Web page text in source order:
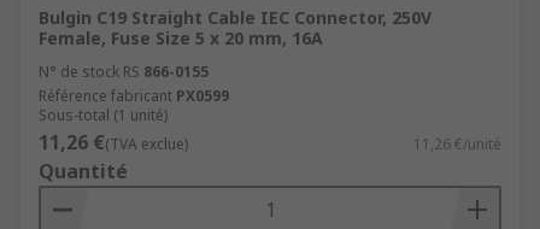
Bulgin C19 Straight Cable IEC Connector, 250V
Female, Fuse Size 5 x 20 mm, 16A
N° de stock RS 866-0155
Référence fabricant PX0599
Sous-total (1 unité)
11,26 €(TVA exclue) 11,26 €/unité
Quantité